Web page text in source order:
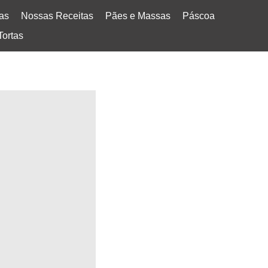
Nossas Receitas Pães e Massas
Páscoa